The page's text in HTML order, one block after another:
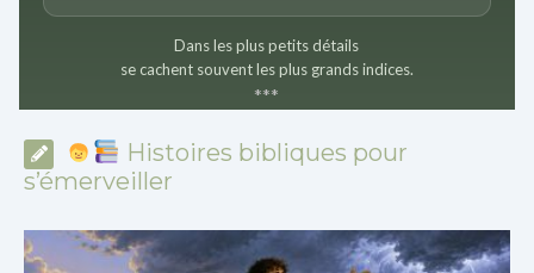
Dans les plus petits détails
se cachent souvent les plus grands indices.
***
Histoires bibliques pour
s’émerveiller